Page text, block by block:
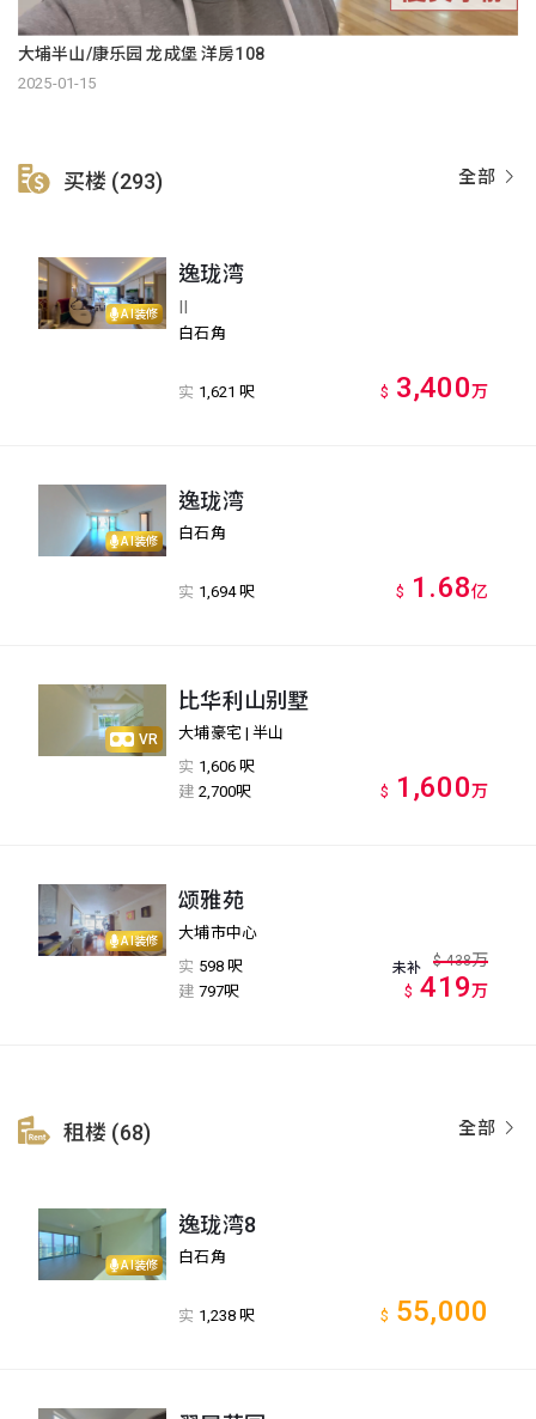
大埔半山/康乐园 龙成堡 洋房108
2025-01-15
全部
买楼 (293)
AI装修
逸珑湾
II
白石角
实 1,621 呎 $ 3,400万
AI装修
逸珑湾
白石角
实 1,694 呎 $ 1.68亿
VR
比华利山别墅
大埔豪宅 | 半山
实 1,606 呎
建 2,700呎 $ 1,600万
AI装修
颂雅苑
大埔市中心
实 598 呎
建 797呎
未补 $ 438万
$ 419万
全部
租楼 (68)
AI装修
逸珑湾8
白石角
实 1,238 呎 $ 55,000